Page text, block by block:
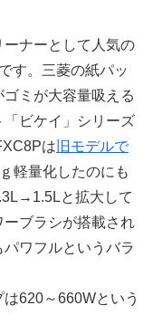
ナーとして人気の
す。三菱の紙パッ
ミが大容量吸える
ビケイ」シリーズ
は 旧モデルで
軽量化したのにも
と拡大して
ブラシが搭載され
ワフルというバラ
620～660Wという